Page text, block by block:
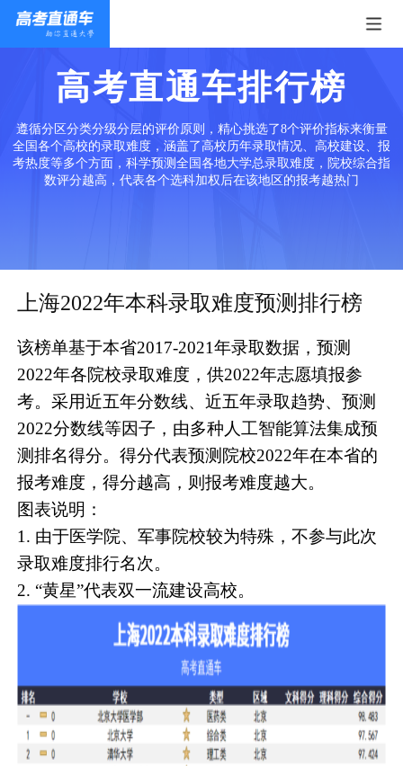
高考直通车排行榜
遵循分区分类分级分层的评价原则，精心挑选了8个评价指标来衡量
全国各个高校的录取难度，涵盖了高校历年录取情况、高校建设、报
考热度等多个方面，科学预测全国各地大学总录取难度，院校综合指
数评分越高，代表各个选科加权后在该地区的报考越热门
上海2022年本科录取难度预测排行榜
该榜单基于本省2017-2021年录取数据，预测
2022年各院校录取难度，供2022年志愿填报参
考。采用近五年分数线、近五年录取趋势、预测
2022分数线等因子，由多种人工智能算法集成预
测排名得分。得分代表预测院校2022年在本省的
报考难度，得分越高，则报考难度越大。
图表说明：
1. 由于医学院、军事院校较为特殊，不参与此次
录取难度排行名次。
2. “黄星”代表双一流建设高校。